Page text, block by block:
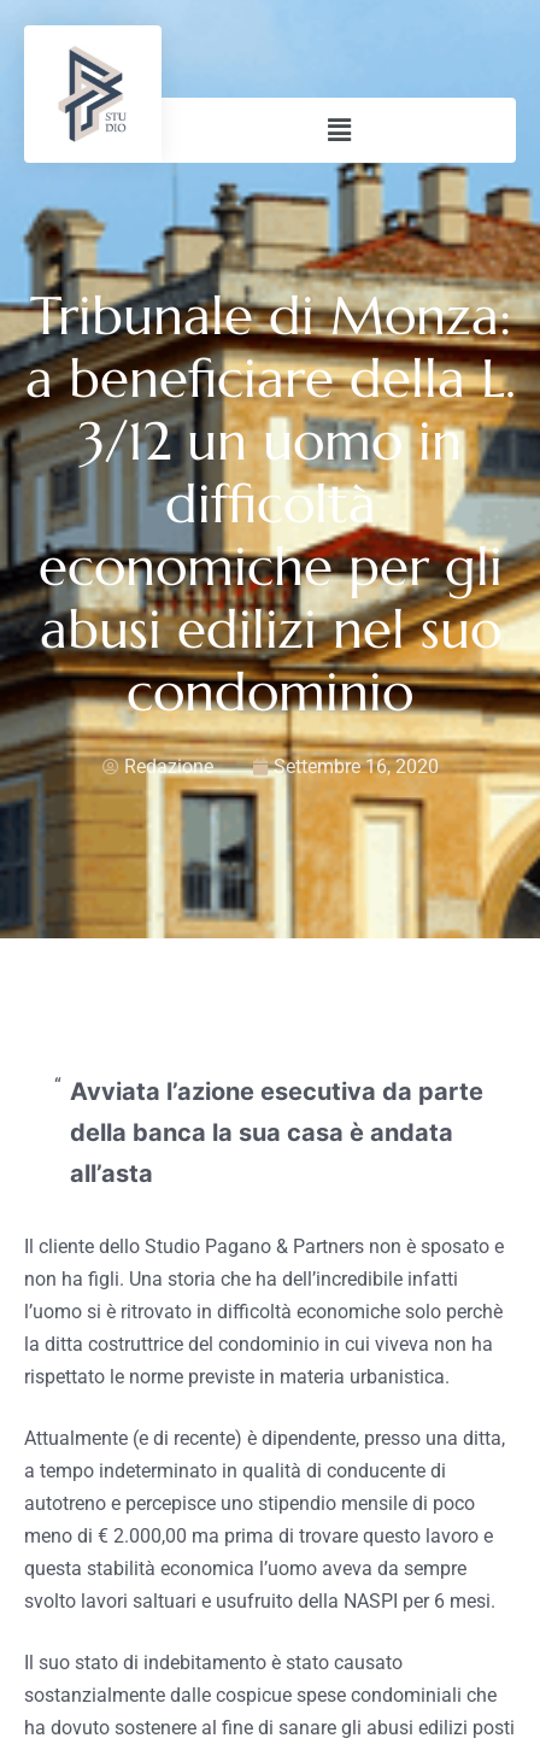
Tribunale di Monza:
a beneficiare della L.
3/12 un uomo in
difficoltà
economiche per gli
abusi edilizi nel suo
condominio
Redazione Settembre 16, 2020
Avviata l’azione esecutiva da parte
della banca la sua casa è andata
all’asta
Il cliente dello Studio Pagano & Partners non è sposato e
non ha figli. Una storia che ha dell’incredibile infatti
l’uomo si è ritrovato in difficoltà economiche solo perchè
la ditta costruttrice del condominio in cui viveva non ha
rispettato le norme previste in materia urbanistica.
Attualmente (e di recente) è dipendente, presso una ditta,
a tempo indeterminato in qualità di conducente di
autotreno e percepisce uno stipendio mensile di poco
meno di € 2.000,00 ma prima di trovare questo lavoro e
questa stabilità economica l’uomo aveva da sempre
svolto lavori saltuari e usufruito della NASPI per 6 mesi.
Il suo stato di indebitamento è stato causato
sostanzialmente dalle cospicue spese condominiali che
ha dovuto sostenere al fine di sanare gli abusi edilizi posti